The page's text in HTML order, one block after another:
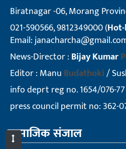
Biratnagar -06, Morang
021-590566, 9812349000 (
Email:
News-Director : Bijay Kumar
Editor : Manu Budathoki/
info deprt reg no. 1654/076-77
press council permit no: 362-
सामाजिक संजाल